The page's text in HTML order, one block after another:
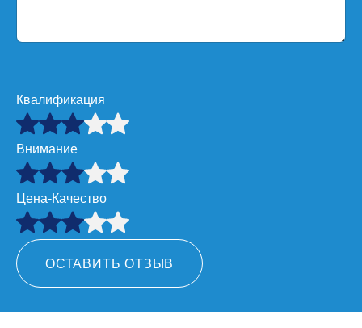
Квалификация
Внимание
Цена-Качество
ОСТАВИТЬ ОТЗЫВ